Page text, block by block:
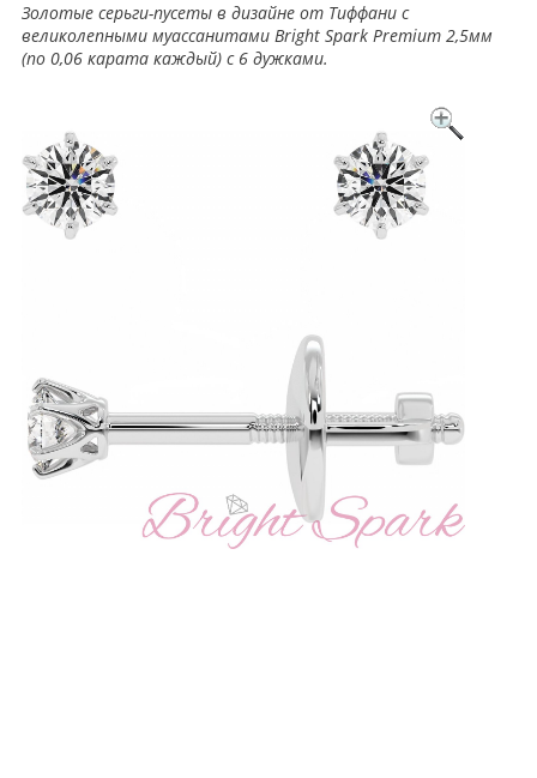
Золотые серьги-пусеты в дизайне от Тиффани с
великолепными муассанитами Bright Spark Premium 2,5мм
(по 0,06 карата каждый) с 6 дужками.